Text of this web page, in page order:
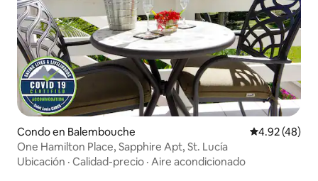
Condo en Balembouche Calificación
4.92 (48)
One Hamilton Place, Sapphire Apt, St. Lucía
Ubicación · Calidad-precio · Aire acondicionado